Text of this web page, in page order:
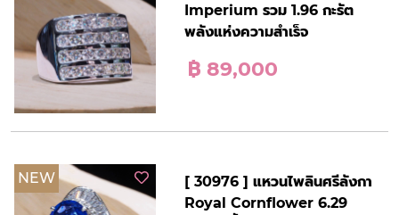
Imperium รวม 1.96 กะรัต
พลังแห่งความสำเร็จ
฿ 89,000
NEW
[ 30976 ] แหวนไพลินศรีลังกา
Royal Cornflower 6.29